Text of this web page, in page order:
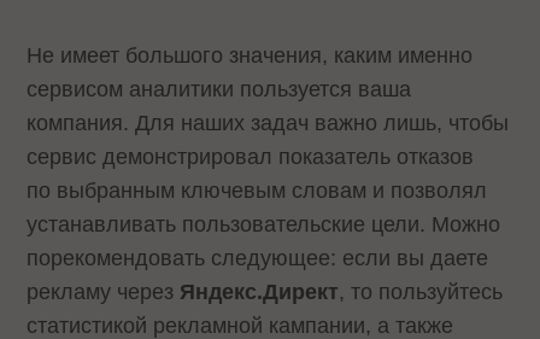
Не имеет большого значения, каким именно
сервисом аналитики пользуется ваша
компания. Для наших задач важно лишь, чтобы
сервис демонстрировал показатель отказов
по выбранным ключевым словам и позволял
устанавливать пользовательские цели. Можно
порекомендовать следующее: если вы даете
рекламу через Яндекс.Директ, то пользуйтесь
статистикой рекламной кампании, а также